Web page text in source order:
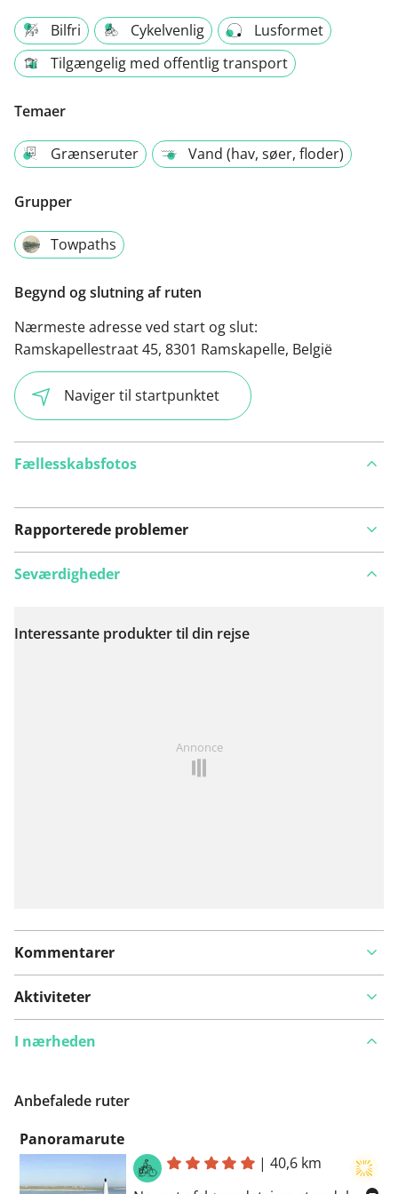
Bilfri Cykelvenlig
Lusformet
Tilgængelig med offentlig transport
Temaer
Grænseruter Vand (hav, søer, floder)
Grupper
Towpaths
Begynd og slutning af ruten
Nærmeste adresse ved start og slut:
Ramskapellestraat 45, 8301 Ramskapelle, België
Naviger til startpunktet
Fællesskabsfotos
Rapporterede problemer
Se på kort
Seværdigheder
Interessante produkter til din rejse
Annonce
Kommentarer
Aktiviteter
I nærheden
Anbefalede ruter
Panoramarute
|40,6 km